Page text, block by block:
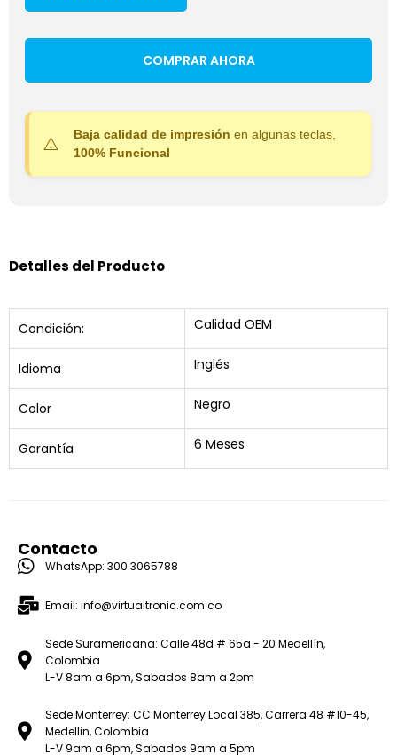
COMPRAR AHORA
Baja calidad de impresión en algunas teclas,
100% Funcional
Detalles del Producto
Condición: Calidad OEM
Idioma Inglés
Color Negro
Garantía 6 Meses
Contacto
WhatsApp: 300 3065788
Email: info@virtualtronic.com.co
Sede Suramericana: Calle 48d # 65a - 20 Medellín,
Colombia
L-V 8am a 6pm, Sabados 8am a 2pm
Sede Monterrey: CC Monterrey Local 385, Carrera 48 #10-45,
Medellin, Colombia
L-V 9am a 6pm, Sabados 9am a 5pm